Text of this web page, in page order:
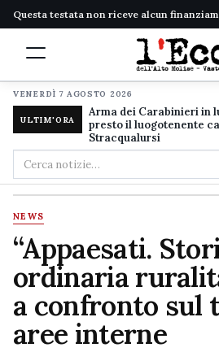
Questa testata non riceve alcun
VENERDÌ 7 AGOSTO 2026
ULTIM'ORA
Arma dei Carabinieri in
presto il luogotenente
Stracqualursi
Cerca
nel
sito
NEWS
“Appaesati.
ordinaria
a confronto sul
aree interne